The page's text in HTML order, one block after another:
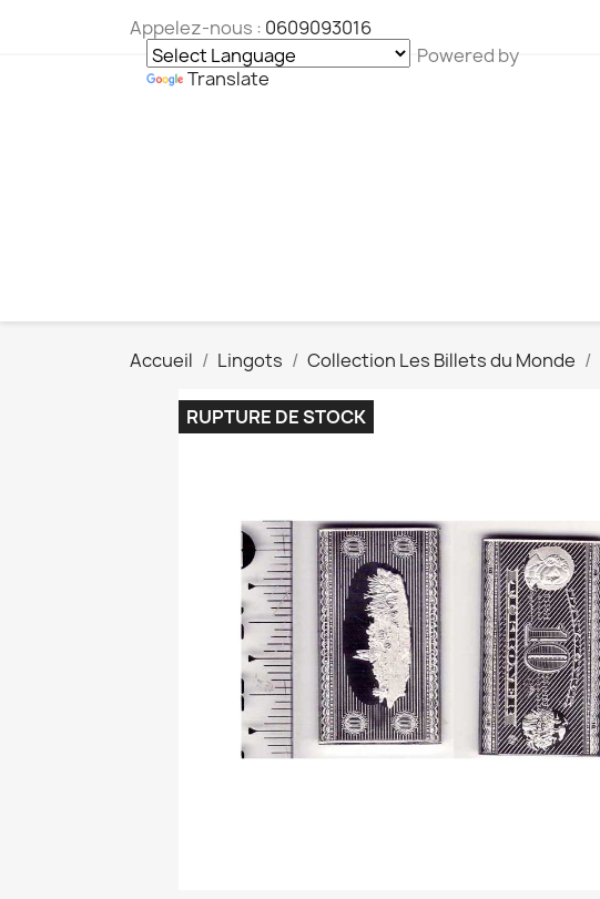
Appelez-nous : 0609093016
Powered by
Translate
Accueil Lingots Collection Les Billets du Monde
RUPTURE DE STOCK